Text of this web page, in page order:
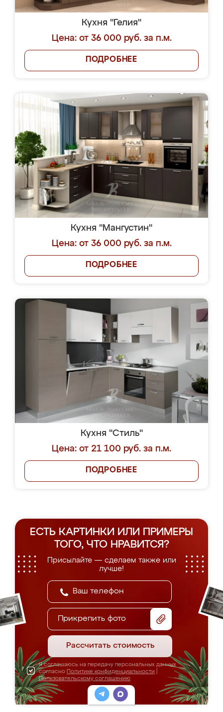
Кухня "Гелия"
Цена: от 36 000 руб. за п.м.
ПОДРОБНЕЕ
Кухня "Мангустин"
Цена: от 36 000 руб. за п.м.
ПОДРОБНЕЕ
Кухня "Стиль"
Цена: от 21 100 руб. за п.м.
ПОДРОБНЕЕ
ЕСТЬ КАРТИНКИ ИЛИ ПРИМЕРЫ
ТОГО, ЧТО НРАВИТСЯ?
Присылайте — сделаем также или
лучше!
Прикрепить фото
Рассчитать стоимость
Я соглашаюсь на передачу персональных данных
согласно Политике конфиденциальности
Пользовательскому соглашению